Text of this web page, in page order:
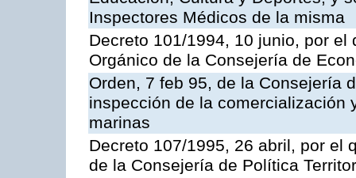
Inspectores Médicos de la misma
Decreto 101/1994, 10 junio, por
Orgánico de la Consejería de
Orden, 7 feb 95, de la Consejería
inspección de la comercialización
marinas
Decreto 107/1995, 26 abril, por el
de la Consejería de Política